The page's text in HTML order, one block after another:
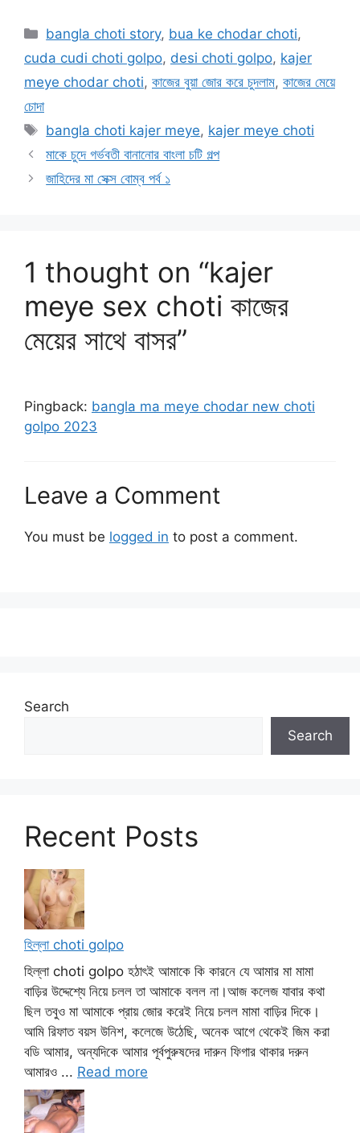
Categories
bangla choti story, bua ke chodar choti,
cuda cudi choti golpo, desi choti golpo, kajer
meye chodar choti, কাজের বুয়া জোর করে চুদলাম, কাজের মেয়ে
চোদা
Tags
bangla choti kajer meye, kajer meye choti
মাকে চুদে গর্ভবতী বানানোর বাংলা চটি গল্প
জাহিদের মা সেক্স বোম্ব পর্ব ১
1 thought on “kajer
meye sex choti কাজের
মেয়ের সাথে বাসর”
Pingback: bangla ma meye chodar new choti
golpo 2023
Leave a Comment
You must be logged in to post a comment.
Search
Search
Recent Posts
হিল্লা choti golpo
হিল্লা choti golpo হঠাৎই আমাকে কি কারনে যে আমার মা মামা
বাড়ির উদ্দেশ্যে নিয়ে চলল তা আমাকে বলল না।আজ কলেজ যাবার কথা
ছিল তবুও মা আমাকে প্রায় জোর করেই নিয়ে চলল মামা বাড়ির দিকে।
আমি রিফাত বয়স উনিশ, কলেজে উঠেছি, অনেক আগে থেকেই জিম করা
বডি আমার, অন্যদিকে আমার পূর্বপুরুষদের দারুন ফিগার থাকার দরুন
আমারও ... Read more